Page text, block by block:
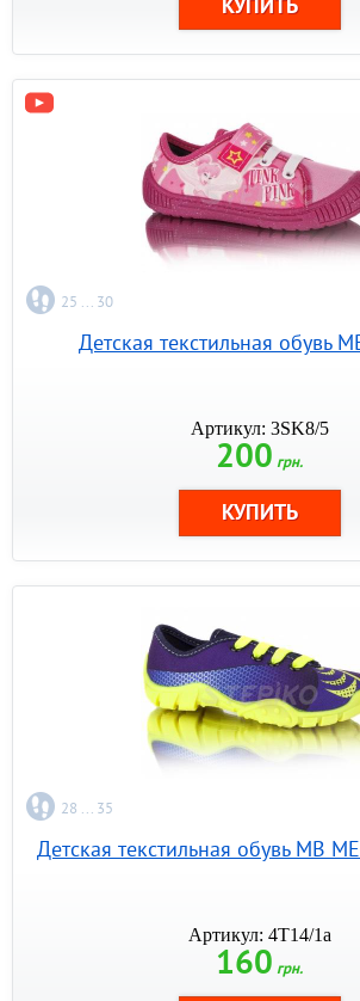
25 ... 30
Детская текстильная обувь
Артикул: 3SK8/5
200 грн.
28 ... 35
Детская текстильная обувь MB
Артикул: 4T14/1а
160 грн.